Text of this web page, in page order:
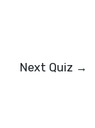
Next Quiz →